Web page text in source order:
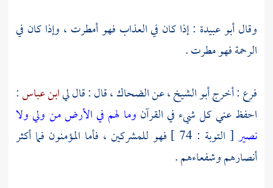
وقالأبو عبيدة : إذا كان في العذاب فهو أمطرت ، وإذا كان في
الرحمة فهو مطرت .
فرع : أخرجأبو الشيخ، عنالضحاك، قال : قال ليابن عباس:
احفظ عني كل شيء في القرآن وما لهم في الأرض من ولي ولا
نصير
[ التوبة : 74 ] فهو للمشركين ، فأما المؤمنون فما أكثر
أنصارهم وشفعاءهم .